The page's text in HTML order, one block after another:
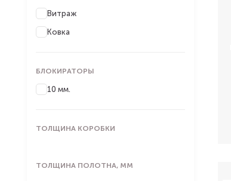
Витраж
Ковка
БЛОКИРАТОРЫ
10 мм.
ТОЛЩИНА КОРОБКИ
ТОЛЩИНА ПОЛОТНА, ММ